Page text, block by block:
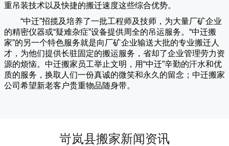
重吊装技术以及快捷的搬迁速度这些综合优势。
“中迁”招揽及培养了一批工程师及技师，为大量厂矿企业
的精密仪器或“疑难杂症”设备提供周全的吊运服务。“中迁搬
家”的另一个特色服务就是向厂矿企业输送大批的专业搬迁人
才，为他们提供长驻固定的搬运服务，省却了企业管理劳力资
源的烦恼。 中迁搬家员工举止文明，用“中迁”辛勤的汗水和优
质的服务，换取人们一份真诚的微笑和永久的留念； 中迁搬家
公司希望新老客户贵重物品随身带。
岢岚县搬家新闻资讯